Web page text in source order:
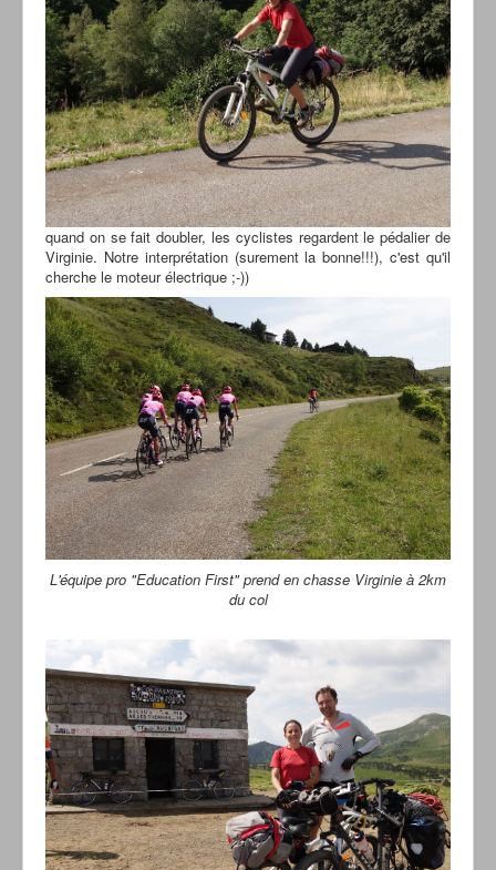
quand on se fait doubler, les cyclistes regardent le pédalier de
Virginie. Notre interprétation (surement la bonne!!!), c'est qu'il
cherche le moteur électrique ;-))
L'équipe pro "Education First" prend en chasse Virginie à 2km
du col